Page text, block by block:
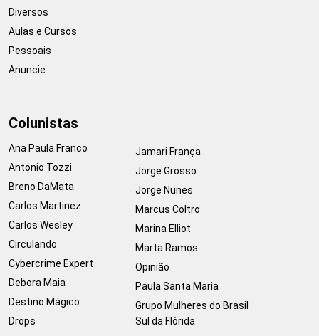
Diversos
Aulas e Cursos
Pessoais
Anuncie
Colunistas
Ana Paula Franco
Antonio Tozzi
Breno DaMata
Carlos Martinez
Carlos Wesley
Circulando
Cybercrime Expert
Debora Maia
Destino Mágico
Drops
Jamari França
Jorge Grosso
Jorge Nunes
Marcus Coltro
Marina Elliot
Marta Ramos
Opinião
Paula Santa Maria
Grupo Mulheres do Brasil
Sul da Flórida